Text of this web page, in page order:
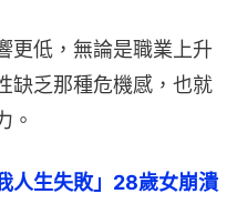
更低，無論是職業上升
缺乏那種危機感，也就
。
人生失敗」28歲女崩潰